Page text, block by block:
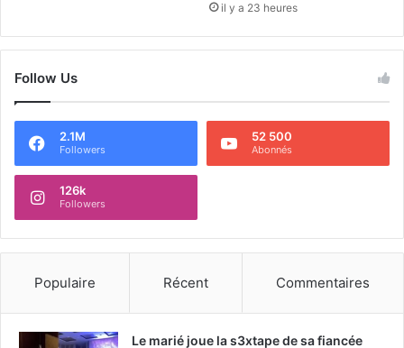
il y a 23 heures
Follow Us
2.1M
Followers
52 500
Abonnés
126k
Followers
Populaire Récent Commentaires
Le marié joue la s3xtape de sa fiancée